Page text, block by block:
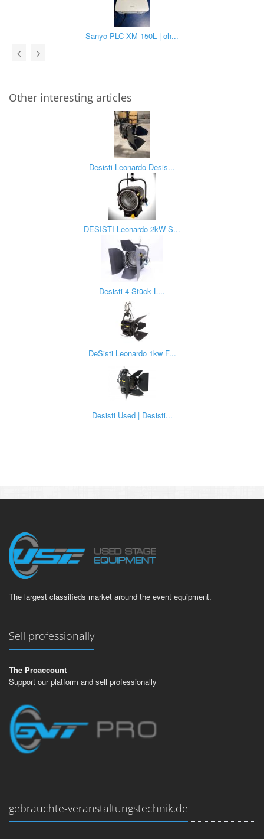
Sanyo PLC-XM 150L | oh...
Other interesting articles
Desisti Leonardo Desis...
DESISTI Leonardo 2kW S...
Desisti 4 Stück L...
DeSisti Leonardo 1kw F...
Desisti Used | Desisti...
The largest classifieds market around the event equipment.
Sell professionally
The Proaccount
Support our platform and sell professionally
gebrauchte-veranstaltungstechnik.de